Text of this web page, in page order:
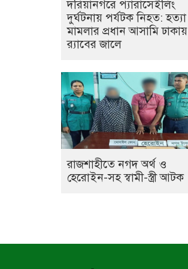
দরিয়ানগরে প্যারাসেইলিং
দুর্ঘটনায় পর্যটক নিহত: হত্যা
মামলার প্রধান আসামি ঢাকায়
র‌্যাবের জালে
রাজশাহীতে নগদ অর্থ ও
হেরোইন-সহ স্বামী-স্ত্রী আটক